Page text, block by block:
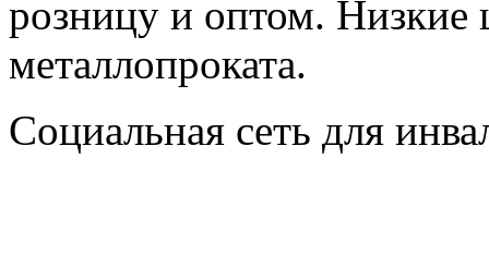
розницу и оптом. Низкие
металлопроката.
Социальная сеть для